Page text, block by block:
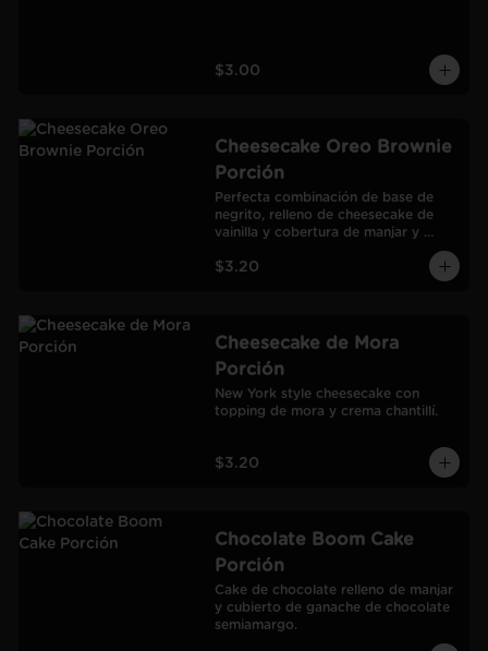
$3.00
Cheesecake Oreo Brownie
Porción
Perfecta combinación de base de
negrito, relleno de cheesecake de
vainilla y cobertura de manjar y
$3.20
Cheesecake de Mora
Porción
New York style cheesecake con
topping de mora y crema chantillí.
$3.20
Chocolate Boom Cake
Porción
Cake de chocolate relleno de manjar
y cubierto de ganache de chocolate
semiamargo.